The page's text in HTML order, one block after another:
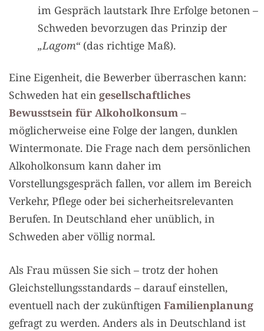
im Gespräch lautstark Ihre Erfolge betonen –
Schweden bevorzugen das Prinzip der
„Lagom“(das richtige Maß).
Eine Eigenheit, die Bewerber überraschen kann:
Schweden hat ein gesellschaftliches
Bewusstsein für Alkoholkonsum –
möglicherweise eine Folge der langen, dunklen
Wintermonate. Die Frage nach dem persönlichen
Alkoholkonsum kann daher im
Vorstellungsgespräch fallen, vor allem im Bereich
Verkehr, Pflege oder bei sicherheitsrelevanten
Berufen. In Deutschland eher unüblich, in
Schweden aber völlig normal.
Als Frau müssen Sie sich – trotz der hohen
Gleichstellungsstandards – darauf einstellen,
eventuell nach der zukünftigen Familienplanung
gefragt zu werden. Anders als in Deutschland ist